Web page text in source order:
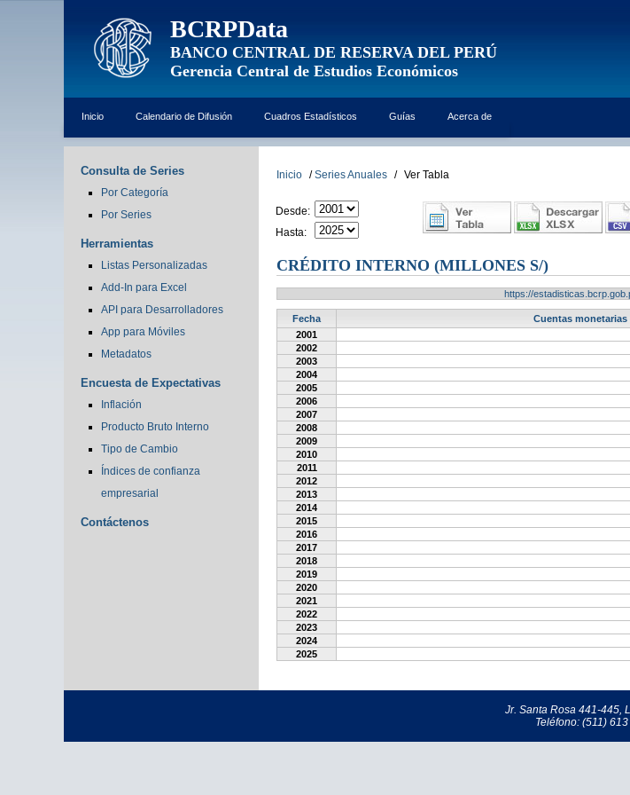
BCRPData
BANCO CENTRAL DE RESERVA DEL PERÚ
Gerencia Central de Estudios Económicos
Inicio Calendario de Difusión Cuadros Estadísticos Guías Acerca de
Consulta de Series
Por Categoría
Por Series
Herramientas
Listas Personalizadas
Add-In para Excel
API para Desarrolladores
App para Móviles
Metadatos
Encuesta de Expectativas
Inflación
Producto Bruto Interno
Tipo de Cambio
Índices de confianza
empresarial
Contáctenos
Inicio / Series Anuales / Ver Tabla
Desde:
Hasta:
CRÉDITO INTERNO (MILLONES S/)
https://
Fecha
Cuentas
2001
2002
2003
2004
2005
2006
2007
2008
2009
2010
2011
2012
2013
2014
2015
2016
2017
2018
2019
2020
2021
2022
2023
2024
2025
Jr. Santa Rosa 441-445,
Teléfono: (511)